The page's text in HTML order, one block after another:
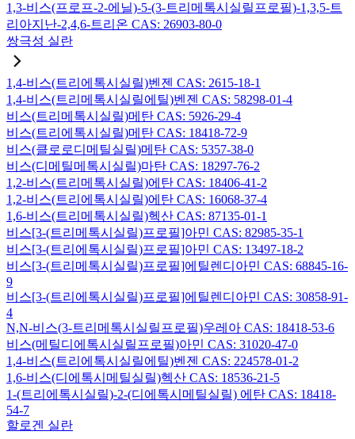
1,3-비스(프로프-2-에닐)-5-(3-트리메톡시실릴프로필)-1,3,5-트
리아지난-2,4,6-트리온 CAS: 26903-80-0
쌍극성 실란
1,4-비스(트리에톡시실릴)벤젠 CAS: 2615-18-1
1,4-비스(트리메톡시실릴에틸)벤젠 CAS: 58298-01-4
비스(트리메톡시실릴)메탄 CAS: 5926-29-4
비스(트리에톡시실릴)메탄 CAS: 18418-72-9
비스(클로로디메틸실릴)메탄 CAS: 5357-38-0
비스(디메틸메톡시실릴)마탄 CAS: 18297-76-2
1,2-비스(트리메톡시실릴)에탄 CAS: 18406-41-2
1,2-비스(트리에톡시실릴)에탄 CAS: 16068-37-4
1,6-비스(트리메톡시실릴)헥산 CAS: 87135-01-1
비스[3-(트리메톡시실릴)프로필]아민 CAS: 82985-35-1
비스[3-(트리에톡시실릴)프로필]아민 CAS: 13497-18-2
비스[3-(트리메톡시실릴)프로필]에틸렌디아민 CAS: 68845-16-
9
비스[3-(트리에톡시실릴)프로필]에틸렌디아민 CAS: 30858-91-
4
N,N-비스(3-트리메톡시실릴프로필)우레아 CAS: 18418-53-6
비스(메틸디에톡시실릴프로필)아민 CAS: 31020-47-0
1,4-비스(트리에톡시실릴에틸)벤젠 CAS: 224578-01-2
1,6-비스(디에톡시메틸실릴)헥산 CAS: 18536-21-5
1-(트리에톡시실릴)-2-(디에톡시메틸실릴) 에탄 CAS: 18418-
54-7
할로겐 실란